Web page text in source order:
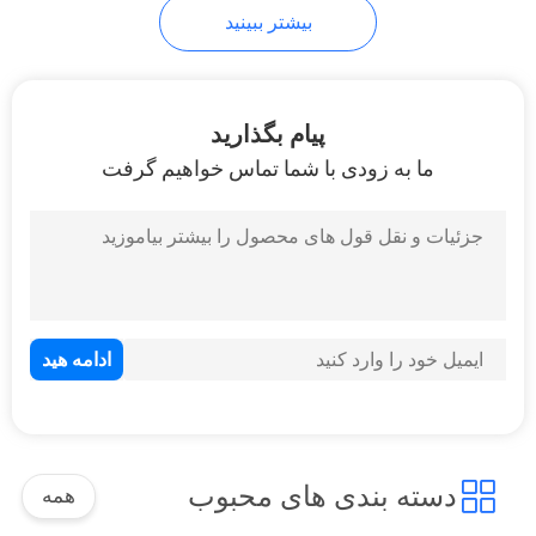
دریچه توپ فلزی
بیشتر ببینید
پیام بگذارید
ما به زودی با شما تماس خواهیم گرفت
دسته بندی های محبوب همه